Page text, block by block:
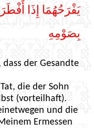
يَفْرَحُهُمَا إِذَا
بِصَوْمِهِ
der Gesandte
die der Sohn
(vorteilhaft).
und die
Ermessen